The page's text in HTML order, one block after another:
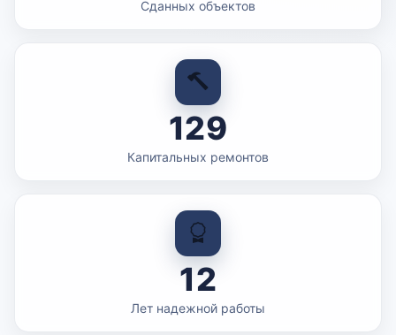
Сданных объектов
129
Капитальных ремонтов
12
Лет надежной работы